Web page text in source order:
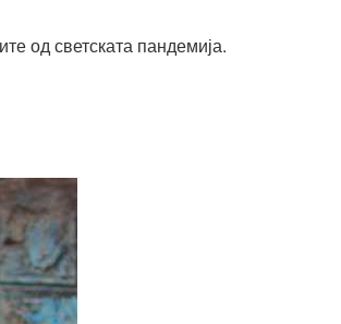
од светската пандемија.